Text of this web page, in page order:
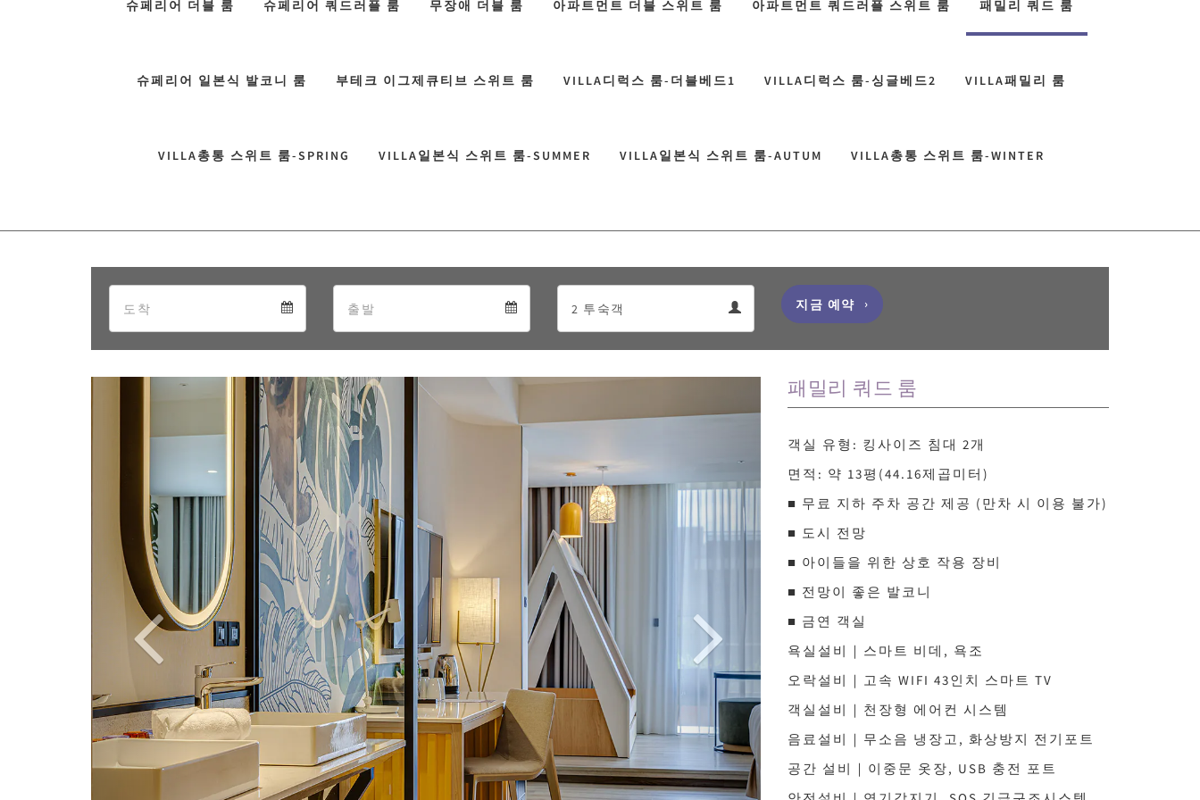
슈페리어 더블 룸 슈페리어 쿼드러플 룸 무장애 더블 룸 아파트먼트 더블 스위트 룸 아파트먼트 쿼드러플 스위트 룸 패밀리 쿼드 룸
슈페리어 일본식 발코니 룸 부테크 이그제큐티브 스위트 룸 VILLA디럭스 룸-더블베드1 VILLA디럭스 룸-싱글베드2 VILLA패밀리 룸
VILLA총통 스위트 룸-SPRING VILLA일본식 스위트 룸-SUMMER VILLA일본식 스위트 룸-AUTUM VILLA총통 스위트 룸-WINTER
지금 예약
Previous 패밀리 쿼드 룸
객실 유형: 킹사이즈 침대 2개
면적: 약 13평(44.16제곱미터)
■ 무료 지하 주차 공간 제공 (만차 시 이용 불가)
■ 도시 전망
■ 아이들을 위한 상호 작용 장비
■ 전망이 좋은 발코니
■ 금연 객실
욕실설비｜스마트 비데, 욕조
오락설비｜고속 WIFI 43인치 스마트 TV
객실설비｜천장형 에어컨 시스템
음료설비｜무소음 냉장고, 화상방지 전기포트
공간 설비｜이중문 옷장, USB 충전 포트